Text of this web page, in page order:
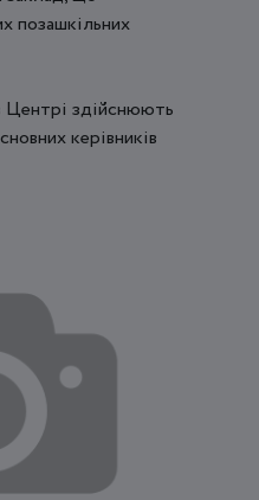
позашкільних
Центрі здійснюють
керівників